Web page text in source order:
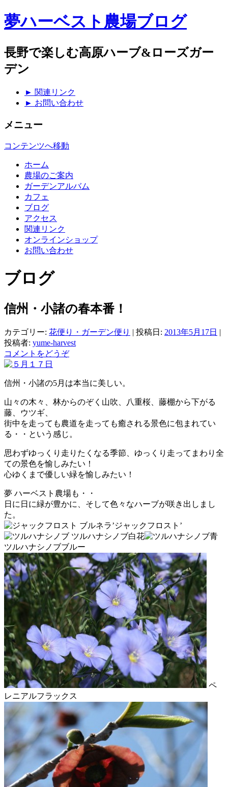
夢ハーベスト農場ブログ
長野で楽しむ高原ハーブ&ローズガー
デン
► 関連リンク
► お問い合わせ
メニュー
コンテンツへ移動
ホーム
農場のご案内
ガーデンアルバム
カフェ
ブログ
アクセス
関連リンク
オンラインショップ
お問い合わせ
ブログ
信州・小諸の春本番！
カテゴリー: 花便り・ガーデン便り | 投稿日: 2013年5月17日 |
投稿者: yume-harvest
コメントをどうぞ
信州・小諸の5月は本当に美しい。
山々の木々、林からのぞく山吹、八重桜、藤棚から下がる
藤、ウツギ、
街中を走っても農道を走っても癒される景色に包まれてい
る・・という感じ。
思わずゆっくり走りたくなる季節、ゆっくり走ってまわり全
ての景色を愉しみたい！
心ゆくまで優しい緑を愉しみたい！
夢 ハーベスト農場も・・
日に日に緑が豊かに、そして色々なハーブが咲き出しまし
た。
ブルネラ’ジャックフロスト’
ツルハナシノブ白花
ツルハナシノブブルー
ペ
レニアルフラックス